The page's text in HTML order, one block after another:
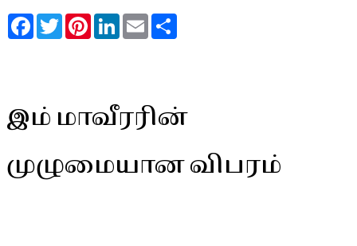
FacebookTwitterPinterestLinkedInEmail
இம் மாவீரரின்
முழுமையான விபரம்